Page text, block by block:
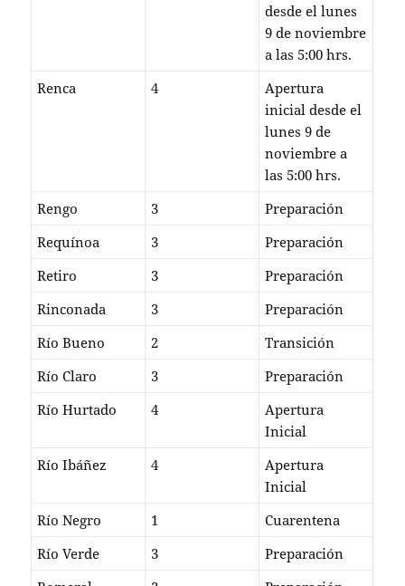
desde el lunes
9 de noviembre
a las 5:00 hrs.
Renca
4
Apertura
inicial desde el
lunes 9 de
noviembre a
las 5:00 hrs.
Rengo
3
Preparación
Requínoa
3
Preparación
Retiro
3
Preparación
Rinconada
3
Preparación
Río Bueno
2
Transición
Río Claro
3
Preparación
Río Hurtado
4
Apertura
Inicial
Río Ibáñez
4
Apertura
Inicial
Río Negro
1
Cuarentena
Río Verde
3
Preparación